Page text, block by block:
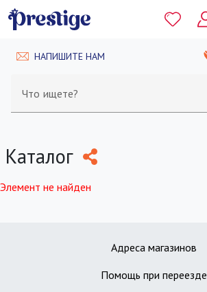
НАПИШИТЕ НАМ
Что ищете?
Каталог
Элемент не найден
Адреса магазинов
Помощь при переезде